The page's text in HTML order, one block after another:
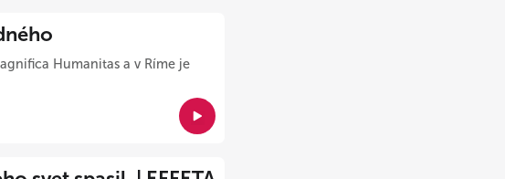
Humanitas a v Ríme je